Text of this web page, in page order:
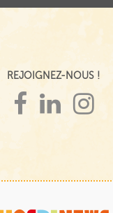
REJOIGNEZ-NOUS !